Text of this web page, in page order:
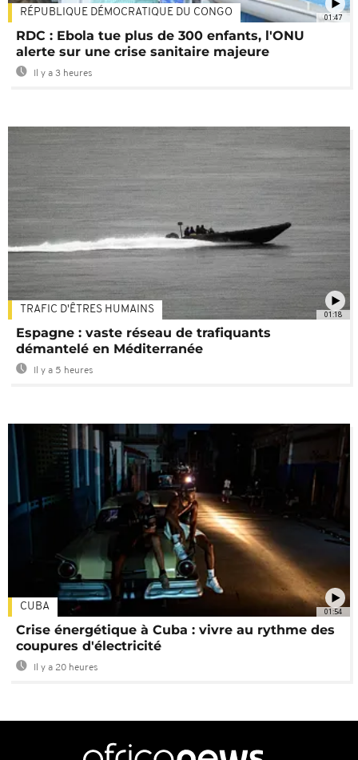
01:47
RÉPUBLIQUE DÉMOCRATIQUE DU CONGO
RDC : Ebola tue plus de 300 enfants, l'ONU
alerte sur une crise sanitaire majeure
Il y a 3 heures
01:18
TRAFIC D'ÊTRES HUMAINS
Espagne : vaste réseau de trafiquants
démantelé en Méditerranée
Il y a 5 heures
01:54
CUBA
Crise énergétique à Cuba : vivre au rythme des
coupures d'électricité
Il y a 20 heures